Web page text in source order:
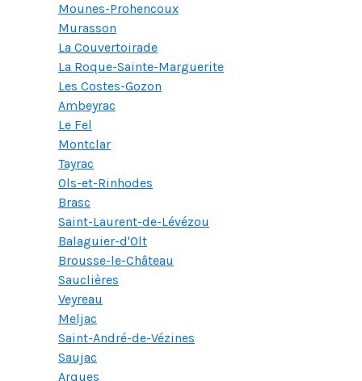
Mounes-Prohencoux
Murasson
La Couvertoirade
La Roque-Sainte-Marguerite
Les Costes-Gozon
Ambeyrac
Le Fel
Montclar
Tayrac
Ols-et-Rinhodes
Brasc
Saint-Laurent-de-Lévézou
Balaguier-d'Olt
Brousse-le-Château
Sauclières
Veyreau
Meljac
Saint-André-de-Vézines
Saujac
Arques